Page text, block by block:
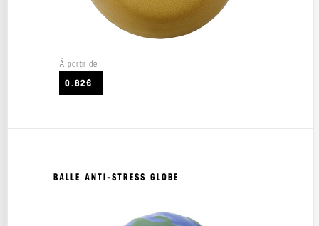
À partir de
0.82€
BALLE ANTI-STRESS GLOBE